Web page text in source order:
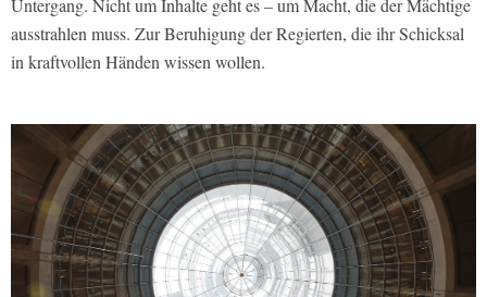
Untergang. Nicht um Inhalte geht es – um Macht, die der Mächtige
ausstrahlen muss. Zur Beruhigung der Regierten, die ihr Schicksal
in kraftvollen Händen wissen wollen.